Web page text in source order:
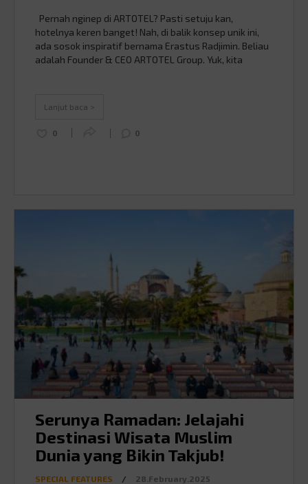
Pernah nginep di ARTOTEL? Pasti setuju kan,
hotelnya keren banget! Nah, di balik konsep unik ini,
ada sosok inspiratif bernama Erastus Radjimin. Beliau
adalah Founder & CEO ARTOTEL Group. Yuk, kita
mendirikan ARTOTEL, …
Lanjut baca >
0 0
Serunya Ramadan: Jelajahi
Destinasi Wisata Muslim
Dunia yang Bikin Takjub!
SPECIAL FEATURES / 28.February.2025